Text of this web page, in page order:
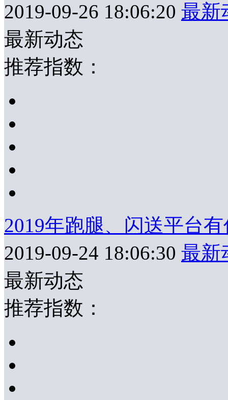
2019-09-26 18:06:20 最新
最新动态
推荐指数：
2019年跑腿、闪送平台
2019-09-24 18:06:30 最新
最新动态
推荐指数：